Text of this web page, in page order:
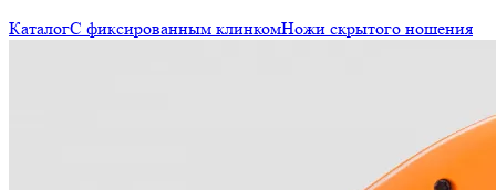
КаталогС фиксированным клинкомНожи скрытого ношения